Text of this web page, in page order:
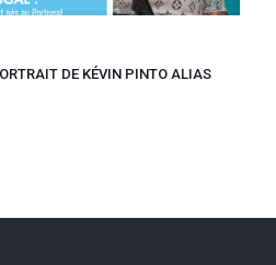
DE KÉVIN PINTO ALIAS